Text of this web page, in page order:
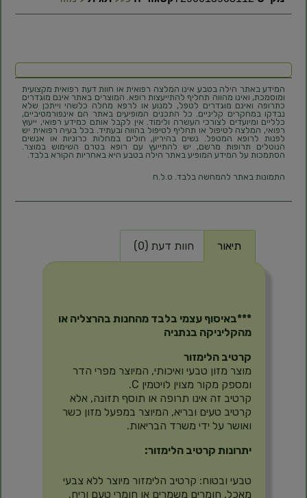
המידע באתר הילה בטבע אינו המלצה רפואית או חוות דעת רפואית מקצועית
ומוסמכת, ואינו מהווה תחליף להתייעצות רופא. המוצרים באתר אינם מוגדרים
כתרופה ואינם מוגדרים לטפל, למנוע או לרפא מחלה כלשהי וייתכן שלא
נבדקו במחקרים קליניים. כל התכנים המופיעים באתר הם אינפורמטיביים,
כלליים ומיועדים לצורכי העשרה ולימוד. אין לקבל אותם כמידע רפואי, ייעוץ
רפואי, המלצה לטיפול או תחליף לטיפול בהווה ובעתיד. בכל בעיה רפואית יש
לפנות לרופא המטפל. נשים בהיריון, חולים במחלות כרוניות או אנשים
הנוטלים תרופות מרשם, יש להתייעץ עם רופא בטרם השימוש במוצר.
הסתמכות על המידע המופיע באתר הילה בטבע היא באחריות הקורא בלבד.
התמונות באתר להמחשה בלבד. ט.ל.ח
תיאור חוות דעת (0)
***באיסוף עצמי בלבד מהחנות בהרצליה או
מהקליניקה בנתניה
קרטיב הלימזור
מוצר מזון טבעי ואיכותי, המיוצר מפרי הדר
ומספק מקור מצוין לויטמין C.
קרטיב זה אינו תרופה או תוסף תזונה, אלא
קרטיב טעים ובריא, המיוצר במפעל מזון כשר
ואושר על ידי משרד הבריאות.
יתרונות קרטיב הלימזור:
טבעי ובטוח: קרטיב הלימזור מיוצר ללא צבעי
מאכל, חומרים משמרים או חומרי טעם וריח.